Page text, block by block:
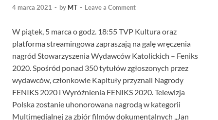
4 marca 2021 - by MT - Leave a Comment
W piątek, 5 marca o godz. 18:55 TVP Kultura oraz
platforma streamingowa zapraszają na galę wręczenia
nagród Stowarzyszenia Wydawców Katolickich – Feniks
2020. Spośród ponad 350 tytułów zgłoszonych przez
wydawców, członkowie Kapituły przyznali Nagrody
FENIKS 2020 i Wyróżnienia FENIKS 2020. Telewizja
Polska zostanie uhonorowana nagrodą w kategorii
Multimedialnej za zbiór filmów dokumentalnych „Jan